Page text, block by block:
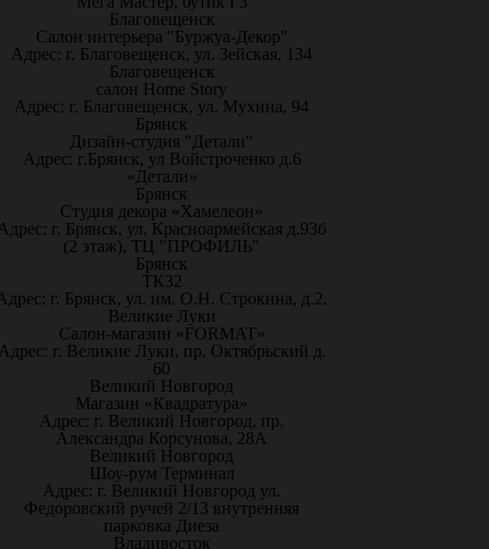
Благовещенск
Салон интерьера "Буржуа-Декор"
Адрес: г. Благовещенск, ул. Зейская, 134
Благовещенск
салон Home Story
Адрес: г. Благовещенск, ул. Мухина, 94
Брянск
Дизайн-студия "Детали"
Адрес: г.Брянск, ул Войстроченко д.6
«Детали»
Брянск
Студия декора «Хамелеон»
г. Брянск, ул. Красноармейская д.93б
(2 этаж), ТЦ "ПРОФИЛЬ"
Брянск
ТК32
г. Брянск, ул. им. О.Н. Строкина, д.2.
Великие Луки
Салон-магазин «FORMAT»
г. Великие Луки, пр. Октябрьский д.
60
Великий Новгород
Магазин «Квадратура»
Адрес: г. Великий Новгород, пр.
Александра Корсунова, 28А
Великий Новгород
Шоу-рум Терминал
Адрес: г. Великий Новгород ул.
Федоровский ручей 2/13 внутренняя
парковка Диеза
Владивосток